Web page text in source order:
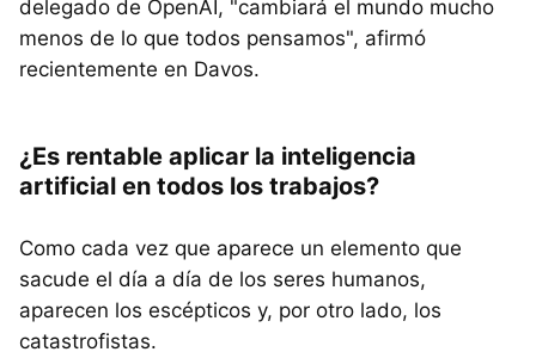
delegado de OpenAI, "cambiará el mundo mucho
menos de lo que todos pensamos", afirmó
recientemente en Davos.
¿Es rentable aplicar la inteligencia
artificial en todos los trabajos?
Como cada vez que aparece un elemento que
sacude el día a día de los seres humanos,
aparecen los escépticos y, por otro lado, los
catastrofistas.